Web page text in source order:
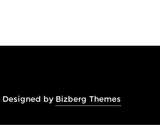
Designed by Bizberg Themes